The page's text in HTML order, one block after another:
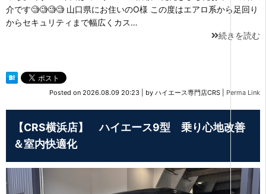
介です🧐🧐🧐🧐 山口県にお住いのO様 この度はエアロ系から足回り
からセキュリティまで幅広くカス…
続きを読む
Posted on 2026.08.09 20:23 by ハイエース専門店CRS Perma Link
【CRS横浜店】 ハイエース9型 乗り心地改善
＆室内快適化